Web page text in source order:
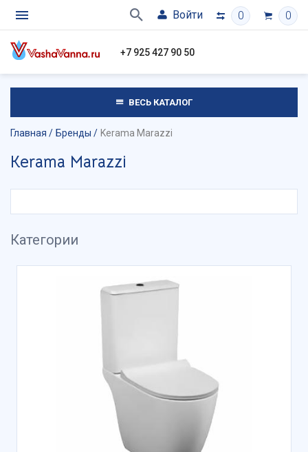
Войти 0 0
+7 925 427 90 50
ВЕСЬ КАТАЛОГ
Главная Бренды Kerama Marazzi
Kerama Marazzi
Категории